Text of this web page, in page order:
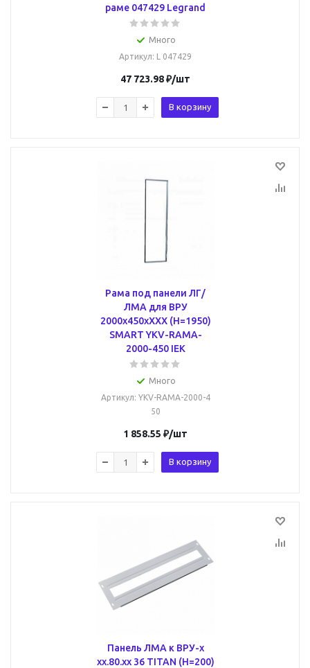
раме 047429 Legrand
Много
Артикул: L 047429
47 723.98₽/шт
В корзину
Рама под панели ЛГ/
ЛМА для ВРУ
2000х450хХХХ (Н=1950)
SMART YKV-RAMA-
2000-450 IEK
Много
Артикул: YKV-RAMA-2000-4
50
1 858.55 ₽/шт
В корзину
Панель ЛМА к ВРУ-х
хх.80.хх 36 TITAN (H=200)